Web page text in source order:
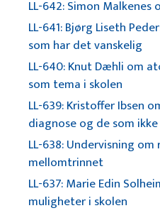
LL-642: Simon Malkenes
LL-641: Bjørg Liseth
som har det vanskelig
LL-640: Knut Dæhli om
som tema i skolen
LL-639: Kristoffer Ibsen
diagnose og de som
LL-638: Undervisning
mellomtrinnet
LL-637: Marie Edin
muligheter i skolen